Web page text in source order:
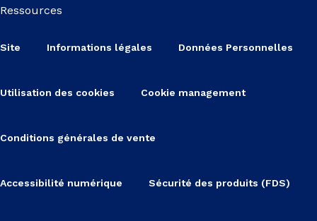
Ressources
Site Informations légales Données Personnelles
Utilisation des cookies Cookie management
Conditions générales de vente
Accessibilité numérique Sécurité des produits (FDS)